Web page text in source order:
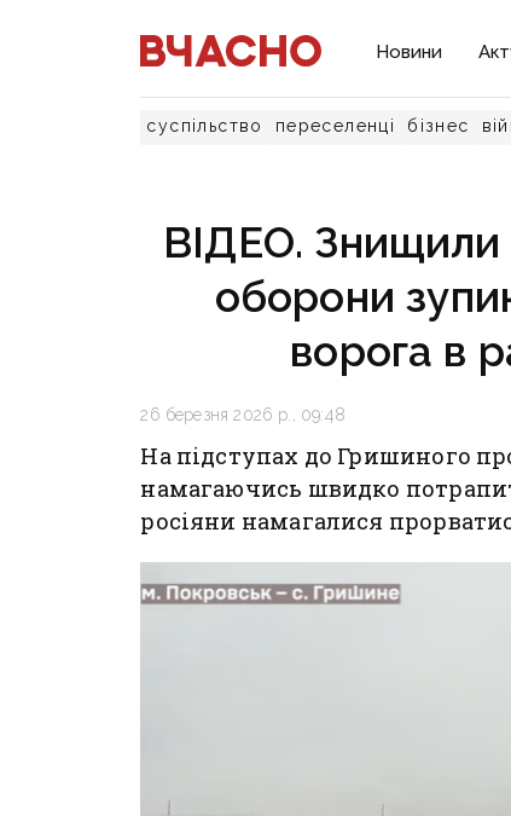
Новини
суспільство переселенці бізнес
ВІДЕО. Знищили
оборони
ворога в
26 березня 2026 р., 09:48
На підступах до Гришиного
намагаючись швидко
росіяни намагалися